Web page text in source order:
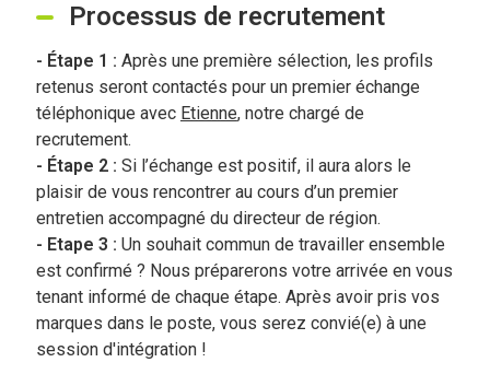
Processus de recrutement
- Étape 1 : Après une première sélection, les profils
retenus seront contactés pour un premier échange
téléphonique avec Etienne,notre chargé de
recrutement.
- Étape 2 : Si l’échange est positif, il aura alors le
plaisir de vous rencontrer au cours d’un premier
entretien accompagné du directeur de région.
- Etape 3 : Un souhait commun de travailler ensemble
est confirmé ? Nous préparerons votre arrivée en vous
tenant informé de chaque étape. Après avoir pris vos
marques dans le poste, vous serez convié(e) à une
session d'intégration !